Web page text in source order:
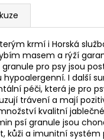
krmí i Horská
masem a rýží
pro psy jsou
I další
péči, která je pro
trávení a mají
kvalitní
psí granule jsou
kůži a imunitní systém